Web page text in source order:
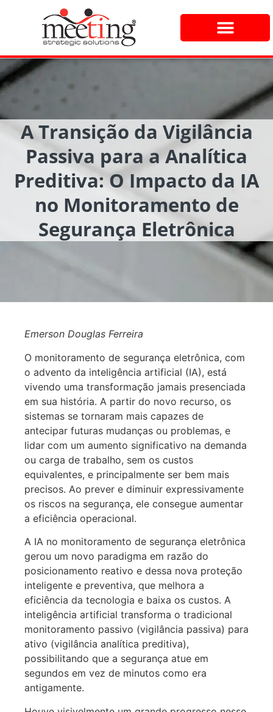
A Transição da Vigilância
Passiva para a Analítica
Preditiva: O Impacto da IA
no Monitoramento de
Segurança Eletrônica
Emerson Douglas Ferreira
O monitoramento de segurança eletrônica, com
o advento da inteligência artificial (IA), está
vivendo uma transformação jamais presenciada
em sua história. A partir do novo recurso, os
sistemas se tornaram mais capazes de
antecipar futuras mudanças ou problemas, e
lidar com um aumento significativo na demanda
ou carga de trabalho, sem os custos
equivalentes, e principalmente ser bem mais
precisos. Ao prever e diminuir expressivamente
os riscos na segurança, ele consegue aumentar
a eficiência operacional.
A IA no monitoramento de segurança eletrônica
gerou um novo paradigma em razão do
posicionamento reativo e dessa nova proteção
inteligente e preventiva, que melhora a
eficiência da tecnologia e baixa os custos. A
inteligência artificial transforma o tradicional
monitoramento passivo (vigilância passiva) para
ativo (vigilância analítica preditiva),
possibilitando que a segurança atue em
segundos em vez de minutos como era
antigamente.